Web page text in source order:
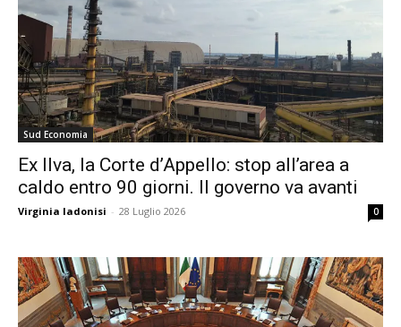
Sud Economia
Ex Ilva, la Corte d’Appello: stop all’area a
caldo entro 90 giorni. Il governo va avanti
Virginia Iadonisi - 28 Luglio 2026 0